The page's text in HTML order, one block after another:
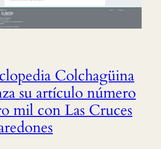
Colchagüina
su artículo número
mil con Las Cruces